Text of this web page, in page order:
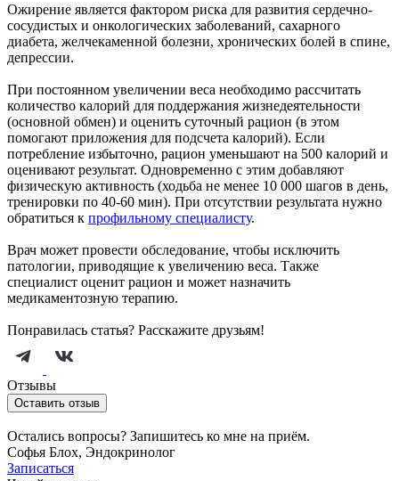
Ожирение является фактором риска для развития сердечно-
сосудистых и онкологических заболеваний, сахарного
диабета, желчекаменной болезни, хронических болей в спине,
депрессии.
При постоянном увеличении веса необходимо рассчитать
количество калорий для поддержания жизнедеятельности
(основной обмен) и оценить суточный рацион (в этом
помогают приложения для подсчета калорий). Если
потребление избыточно, рацион уменьшают на 500 калорий и
оценивают результат. Одновременно с этим добавляют
физическую активность (ходьба не менее 10 000 шагов в день,
тренировки по 40-60 мин). При отсутствии результата нужно
обратиться к профильному специалисту.
Врач может провести обследование, чтобы исключить
патологии, приводящие к увеличению веса. Также
специалист оценит рацион и может назначить
медикаментозную терапию.
Понравилась статья? Расскажите друзьям!
Отзывы
Оставить отзыв
Остались вопросы? Запишитесь ко мне на приём.
Софья Блох, Эндокринолог
Записаться